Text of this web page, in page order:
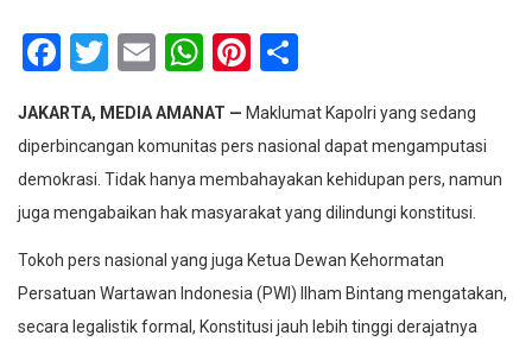
Facebook
Twitter
EmailWhatsApp
Pinterest
JAKARTA, MEDIA AMANAT — Maklumat Kapolri yang sedang
diperbincangan komunitas pers nasional dapat mengamputasi
demokrasi. Tidak hanya membahayakan kehidupan pers, namun
juga mengabaikan hak masyarakat yang dilindungi konstitusi.
Tokoh pers nasional yang juga Ketua Dewan Kehormatan
Persatuan Wartawan Indonesia (PWI) Ilham Bintang mengatakan,
secara legalistik formal, Konstitusi jauh lebih tinggi derajatnya